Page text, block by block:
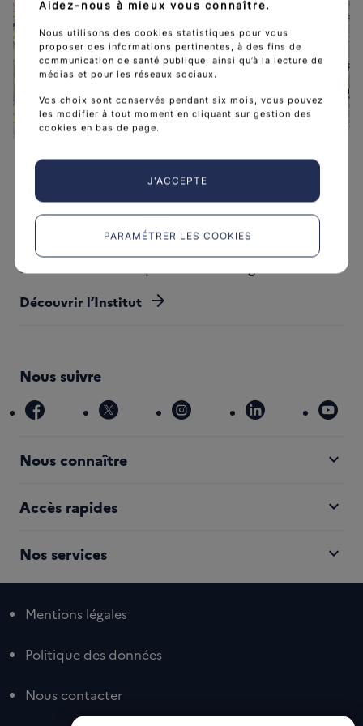
Vivre son Deuil
L'Institut national du cancer est l’agence d'expertise
sanitaire et scientifique en cancérologie de l’État.
Découvrir l’Institut arrow_forward
Nous suivre
facebook x instagram linkedin
Nous connaître expand_more
Accès rapides expand_more
Nos services expand_more
Mentions légales
Politique des données
Nous contacter
Aidez-nous à mieux vous connaître.
Nous utilisons des cookies statistiques pour vous
proposer des informations pertinentes, à des fins de
communication de santé publique, ainsi qu’à la lecture de
médias et pour les réseaux sociaux.
Vos choix sont conservés pendant six mois, vous pouvez
les modifier à tout moment en cliquant sur gestion des
cookies en bas de page.
J'ACCEPTE
PARAMÉTRER LES COOKIES